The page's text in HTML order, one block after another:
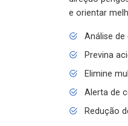
e orientar
Análise
Previna
Elimine
Alerta de
Redução